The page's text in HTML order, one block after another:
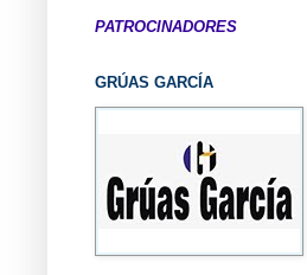
PATROCINADORES
GRÚAS GARCÍA